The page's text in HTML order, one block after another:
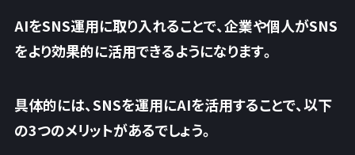
AIをSNS運用に取り入れることで、企業や個人がSNS
をより効果的に活用できるようになります。
具体的には、SNSを運用にAIを活用することで、以下
の3つのメリットがあるでしょう。